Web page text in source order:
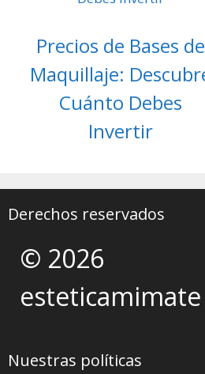
Precios de Bases de
Maquillaje:
Cuánto Debes
Invertir
Derechos reservados
© 2026
esteticamimate
Nuestras políticas